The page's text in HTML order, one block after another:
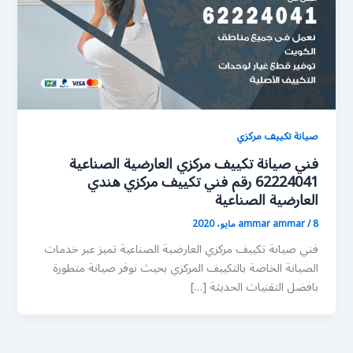
صيانة تكييف مركزي
فني صيانة تكييف مركزي العارضية الصناعية
62224041 رقم فني تكييف مركزي هندي
العارضية الصناعية
ammar ammar/8 مايو، 2020
فني صيانة تكييف مركزي العارضية الصناعية تميز عبر خدمات
الصيانة الخاصة بالتكييف المركزي بحيث نوفر صيانة متطورة
بافضل التقنيات الحديثة […]